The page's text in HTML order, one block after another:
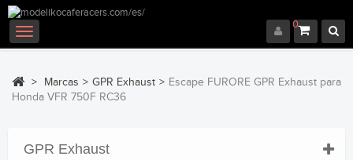
0
Navegación
Toggle
> Marcas > GPR Exhaust > Escape FURORE GPR Exhaust para
Honda VFR 750F RC36
GPR Exhaust